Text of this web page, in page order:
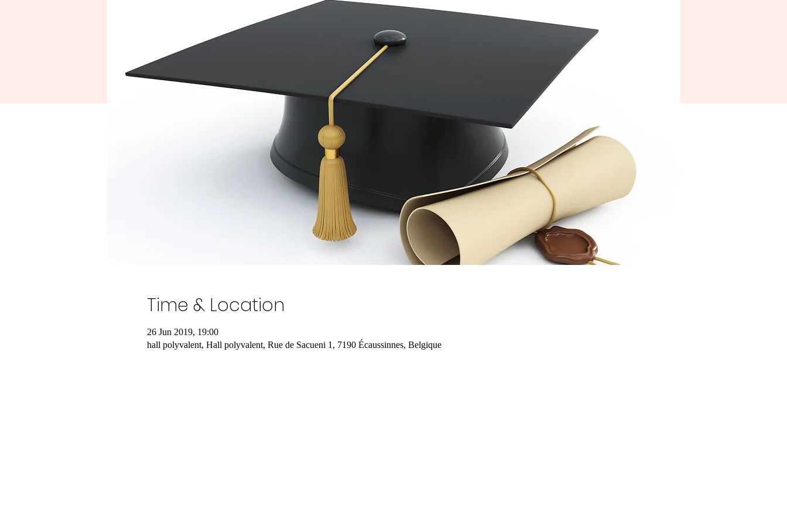
Time & Location
26 Jun 2019, 19:00
hall polyvalent, Hall polyvalent, Rue de Sacueni 1, 7190 Écaussinnes, Belgique